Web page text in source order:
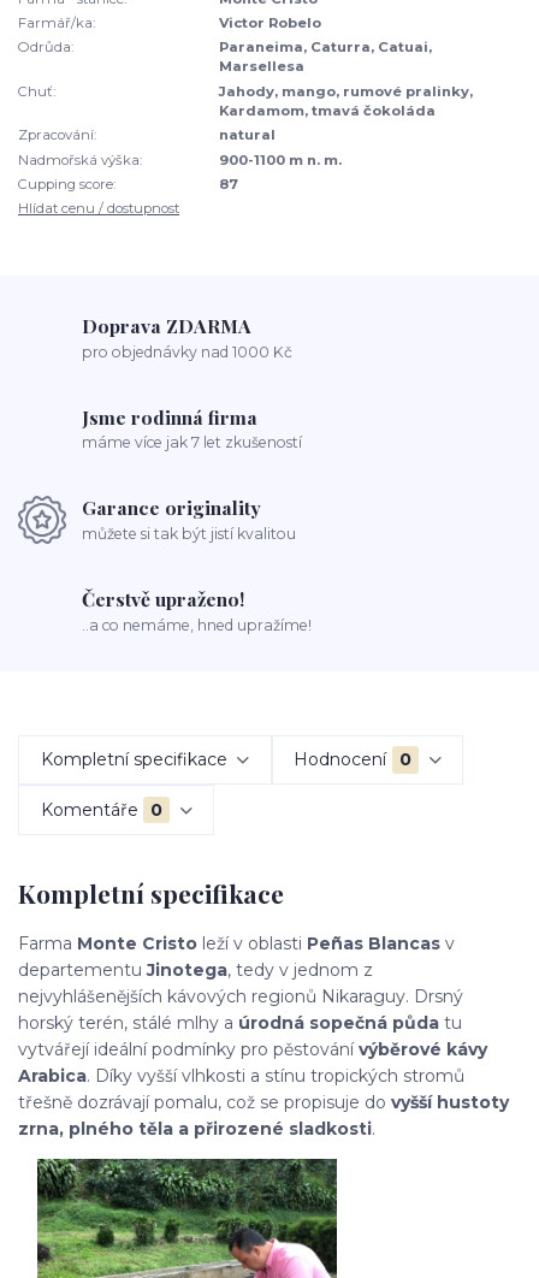
Farmář/ka:
Victor Robelo
Odrůda:
Paraneima, Caturra, Catuai,
Marsellesa
Chuť:
Jahody, mango, rumové pralinky,
Kardamom, tmavá čokoláda
Zpracování:
natural
Nadmořská výška:
900-1100 m n. m.
Cupping score:
87
Hlídat cenu / dostupnost
Doprava ZDARMA
pro objednávky nad 1000 Kč
Jsme rodinná firma
máme více jak 7 let zkušeností
Garance originality
můžete si tak být jistí kvalitou
Čerstvě upraženo!
..a co nemáme, hned upražíme!
Kompletní specifikace Hodnocení 0
Komentáře 0
Kompletní specifikace
Farma Monte Cristo leží v oblasti Peñas Blancas v
departementuJinotega, tedy v jednom z
nejvyhlášenějších kávových regionů Nikaraguy. Drsný
horský terén, stálé mlhy a úrodná sopečná půda tu
vytvářejí ideální podmínky pro pěstovánívýběrové kávy
Arabica. Díky vyšší vlhkosti a stínu tropických stromů
třešně dozrávají pomalu, což se propisuje do vyšší hustoty
zrna, plného těla a přirozené sladkosti.